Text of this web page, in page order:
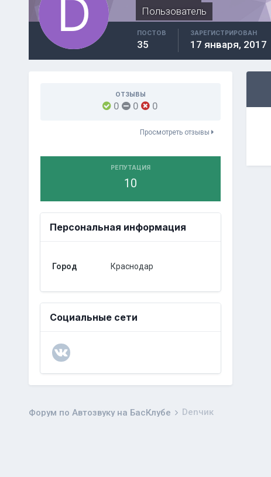
Пользователь
ПОСТОВ
35
ЗАРЕГИСТРИРОВАН
17 января, 2017
ОТЗЫВЫ
0 0 0
Просмотреть отзывы
РЕПУТАЦИЯ
10
Персональная информация
Город Краснодар
Социальные сети
Форум по Автозвуку на БасКлубе Denчик